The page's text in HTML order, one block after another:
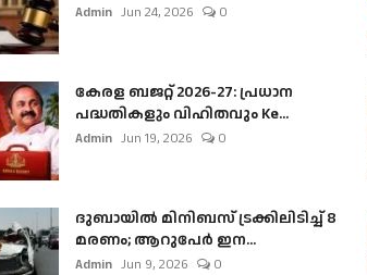
Admin Jun 24, 2026 0
കേരള ബജറ്റ് 2026-27: പ്രധാന
പദ്ധതികളും വിഹിതവും Ke...
Admin Jun 19, 2026 0
ദുബായിൽ മിനിബസ്​ ട്രക്കിലിടിച്ച് 8
മരണം; ആറുപേർ ഇന...
Admin Jun 9, 2026 0